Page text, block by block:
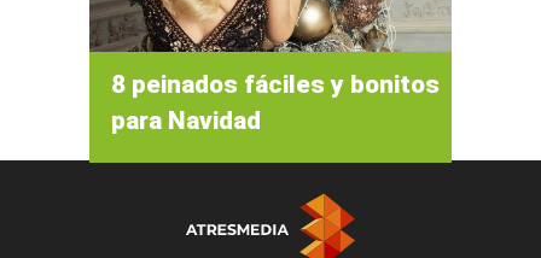
8 peinados fáciles y bonitos
para Navidad